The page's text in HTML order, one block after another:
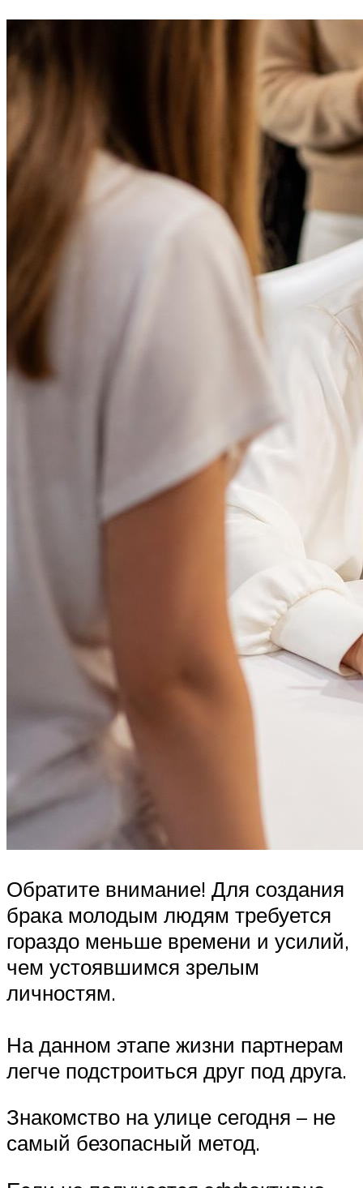
Обратите внимание! Для создания
брака молодым людям требуется
гораздо меньше времени и усилий,
чем устоявшимся зрелым
личностям.
На данном этапе жизни партнерам
легче подстроиться друг под друга.
Знакомство на улице сегодня – не
самый безопасный метод.